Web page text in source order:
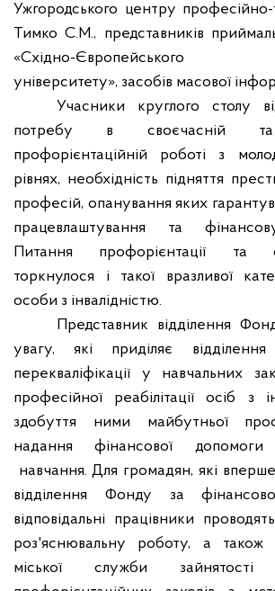
Ужгородського центру професійно-
Тимко С.М., представників
«Східно-Європейського
університету», засобів масової
Учасники круглого столу
потребу в своєчасній та
профорієнтаційній роботі з
рівнях, необхідність підняття
професій, опанування яких
працевлаштування та
Питання профорієнтації та
торкнулося і такої вразливої
особи з інвалідністю.
Представник відділення
увагу, які приділяє
перекваліфікації у навчальних
професійної реабілітації осіб з
здобуття ними майбутньої
надання фінансової
навчання. Для громадян, які
відділення Фонду за
відповідальні працівники
роз'яснювальну роботу, а також
міської служби